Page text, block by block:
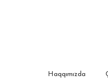
Haqqımızda